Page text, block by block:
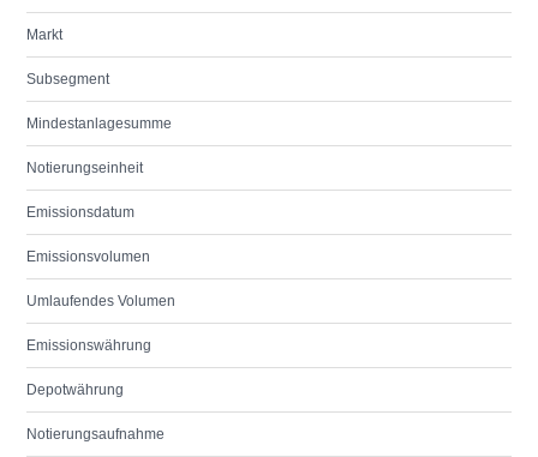
Markt
Subsegment
Mindestanlagesumme
Notierungseinheit
Emissionsdatum
Emissionsvolumen
Umlaufendes Volumen
Emissionswährung
Depotwährung
Notierungsaufnahme